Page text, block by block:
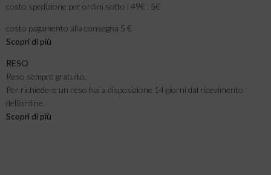
costo spedizione per ordini sotto i 49€ : 5€
costo pagamento alla consegna 5 €
Scopri di più
RESO
Reso sempre gratuito.
Per richiedere un reso hai a disposizione 14 giorni dal ricevimento
dell’ordine.
Scopri di più